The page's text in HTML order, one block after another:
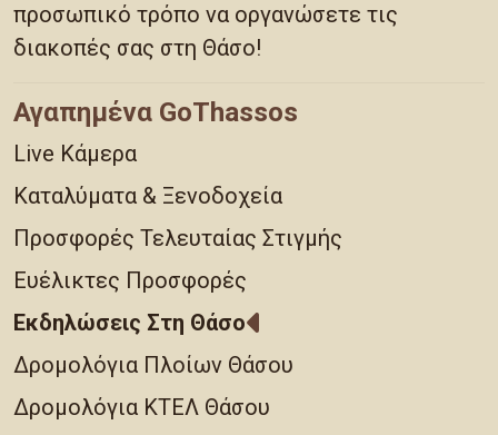
προσωπικό τρόπο να οργανώσετε τις
διακοπές σας στη Θάσο!
Αγαπημένα GoThassos
Live Κάμερα
Καταλύματα & Ξενοδοχεία
Προσφορές Τελευταίας Στιγμής
Ευέλικτες Προσφορές
Εκδηλώσεις Στη Θάσο
Δρομολόγια Πλοίων Θάσου
Δρομολόγια ΚΤΕΛ Θάσου